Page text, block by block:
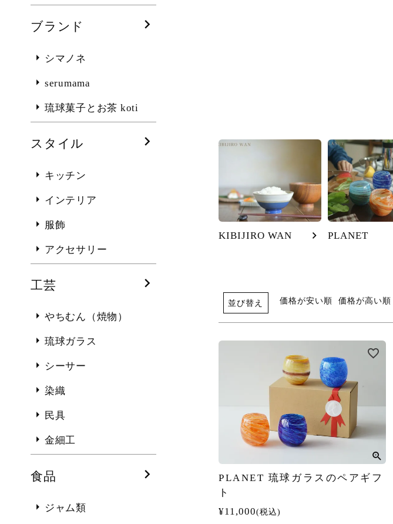
ブランド
シマノネ
serumama
琉球菓子とお茶 koti
スタイル
キッチン
インテリア
服飾
アクセサリー
工芸
やちむん（焼物）
琉球ガラス
シーサー
染織
民具
金細工
食品
ジャム類
KIBIJIRO WAN PLANET
並び替え 価格が安い順 価格が高い順
PLANET 琉球ガラスのペアギフ
ト
¥11,000 税込